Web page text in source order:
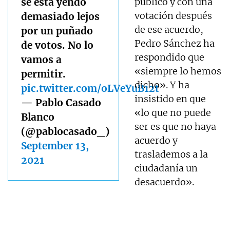
demasiado lejos
por un puñado
de votos. No lo
vamos a
permitir.
pic.twitter.com/oLVeYuB12t
— Pablo Casado
Blanco
(@pablocasado_)
September 13,
2021
votación después
de ese acuerdo,
Pedro Sánchez ha
respondido que
«siempre lo hemos
dicho». Y ha
insistido en que
«lo que no puede
ser es que no haya
acuerdo y
traslademos a la
ciudadanía un
desacuerdo».